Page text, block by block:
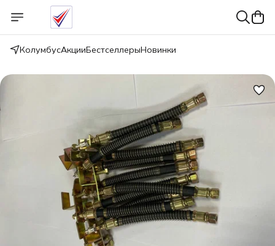
КолумбусАкцииБестселлерыНовинки